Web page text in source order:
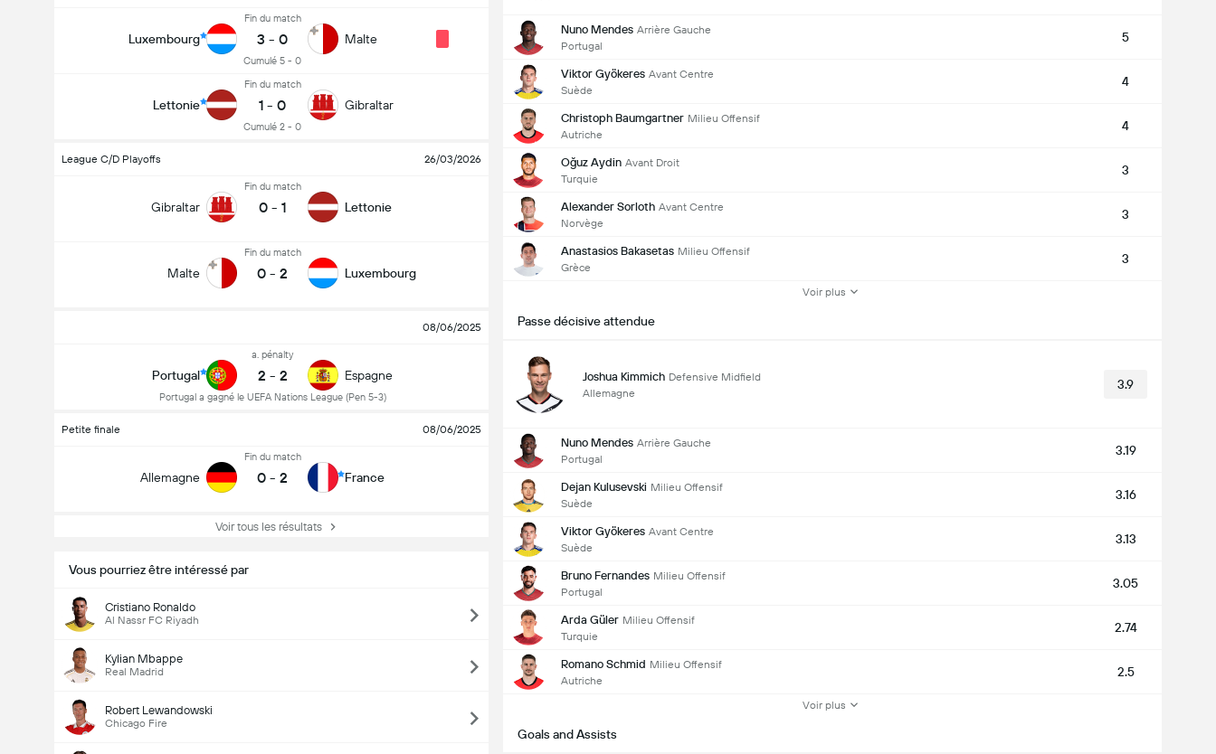
Luxembourg
Fin du match
3 - 0
Cumulé 5 - 0
Malte
Lettonie
Fin du match
1 - 0
Cumulé 2 - 0
Gibraltar
League C/D Playoffs 26/03/2026
Gibraltar
Fin du match
0 - 1 Lettonie
Malte
Fin du match
0 - 2 Luxembourg
08/06/2025
Portugal
a. pénalty
2 - 2
Portugal a gagné le UEFA Nations League (Pen 5-3)
Espagne
Petite finale 08/06/2025
Allemagne
Fin du match
0 - 2 France
Voir tous les résultats
Vous pourriez être intéressé par
Cristiano Ronaldo
Al Nassr FC Riyadh
Kylian Mbappe
Real Madrid
Robert Lewandowski
Chicago Fire
Nuno Mendes Arrière Gauche
Portugal
5
Viktor Gyökeres Avant Centre
Suède
4
Christoph Baumgartner Milieu Offensif
Autriche
4
Oğuz Aydin Avant Droit
Turquie
3
Alexander Sorloth Avant Centre
Norvège
3
Anastasios Bakasetas Milieu Offensif
Grèce
3
Voir plus
Passe décisive attendue
Joshua Kimmich Defensive Midfield
Allemagne
3.9
Nuno Mendes Arrière Gauche
Portugal
3.19
Dejan Kulusevski Milieu Offensif
Suède
3.16
Viktor Gyökeres Avant Centre
Suède
3.13
Bruno Fernandes Milieu Offensif
Portugal
3.05
Arda Güler Milieu Offensif
Turquie
2.74
Romano Schmid Milieu Offensif
Autriche
2.5
Voir plus
Goals and Assists